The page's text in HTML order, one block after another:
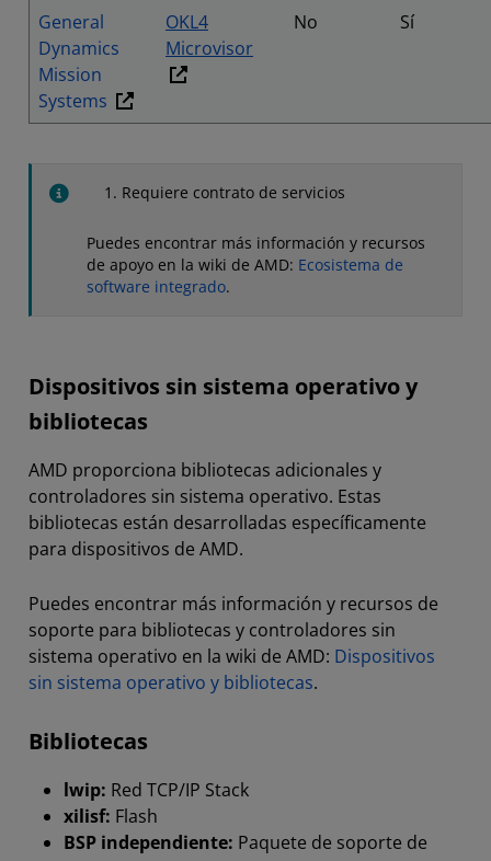
General
Dynamics
Mission
Systems
OKL4
Microvisor
No Sí
Requiere contrato de servicios
Puedes encontrar más información y recursos
de apoyo en la wiki de AMD: Ecosistema de
software integrado.
Dispositivos sin sistema operativo y
bibliotecas
AMD proporciona bibliotecas adicionales y
controladores sin sistema operativo. Estas
bibliotecas están desarrolladas específicamente
para dispositivos de AMD.
Puedes encontrar más información y recursos de
soporte para bibliotecas y controladores sin
sistema operativo en la wiki de AMD: Dispositivos
sin sistema operativo y bibliotecas.
Bibliotecas
lwip: Red TCP/IP Stack
xilisf: Flash
BSP independiente: Paquete de soporte de